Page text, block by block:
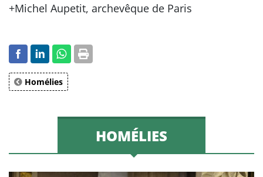
+Michel Aupetit, archevêque de Paris
Homélies
HOMÉLIES